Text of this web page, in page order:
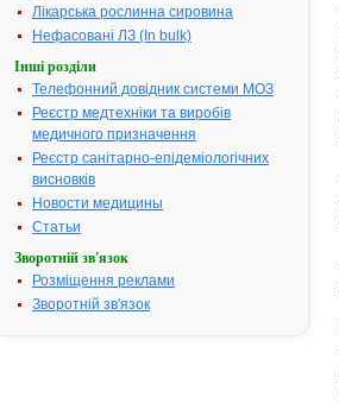
Лікарська рослинна сировина
Нефасовані ЛЗ (In bulk)
Інші розділи
Телефонний довідник системи МОЗ
Реєстр медтехніки та виробів
медичного призначення
Реєстр санітарно-епідеміологічних
висновків
Новости медицины
Статьи
Зворотній зв'язок
Розміщення реклами
Зворотній зв'язок